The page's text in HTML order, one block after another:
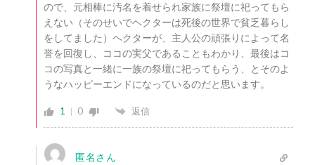
ので、元相棒に汚名を着せられ家族に祭壇に祀ってもら
えない（そのせいでヘクターは死後の世界で貧乏暮らし
をしてました）ヘクターが、主人公の頑張りによって名
誉を回復し、ココの実父であることもわかり、最後はコ
コの写真と一緒に一族の祭壇に祀ってもらう、とそのよ
うなハッピーエンドになっているのだと思います。
1
0 返信
匿名さん